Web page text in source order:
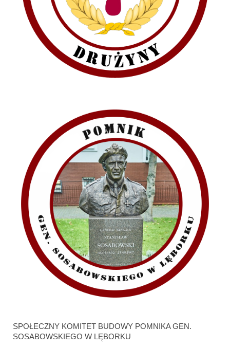
SPOŁECZNY KOMITET BUDOWY POMNIKA GEN.
SOSABOWSKIEGO W LĘBORKU